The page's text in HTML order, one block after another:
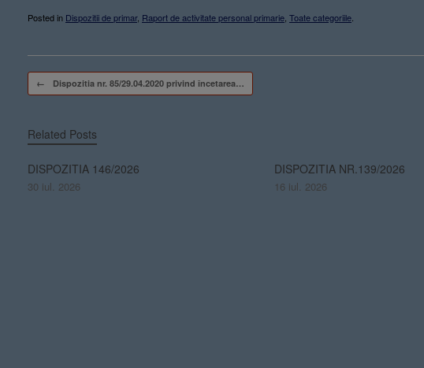
Posted in Dispozitii de primar, Raport de activitate personal primarie Toate categoriile
Post navigation
← Dispozitia nr. 85/29.04.2020 privind încetarea…
Related Posts
DISPOZITIA 146/2026
30 iul. 2026
DISPOZITIA NR.139/2026
16 iul. 2026